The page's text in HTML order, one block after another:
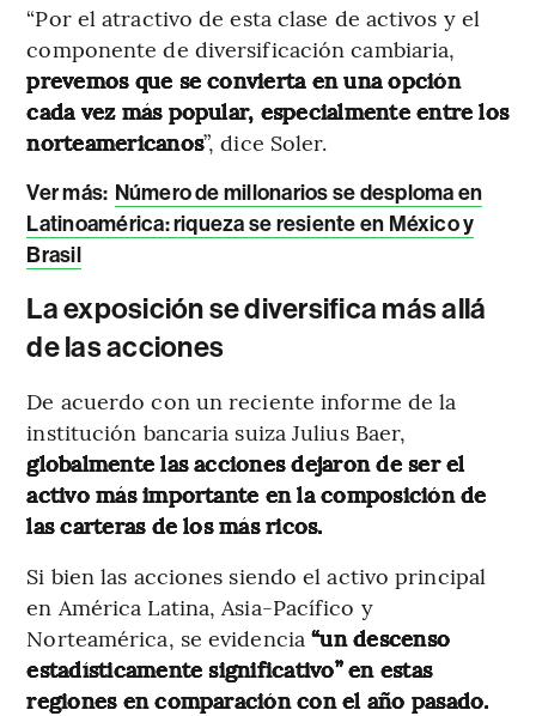
“Por el atractivo de esta clase de activos y el
componente de diversificación cambiaria,
prevemos que se convierta en una opción
cada vez más popular, especialmente entre los
norteamericanos”, dice Soler.
Ver más: Número de millonarios se desploma en
Latinoamérica: riqueza se resiente en México y
Brasil
La exposición se diversifica más allá
de las acciones
De acuerdo con un reciente informe de la
institución bancaria suiza Julius Baer,
globalmente las acciones dejaron de ser el
activo más importante en la composición de
las carteras de los más ricos.
Si bien las acciones siendo el activo principal
en América Latina, Asia-Pacífico y
Norteamérica, se evidencia “un descenso
estadísticamente significativo” en estas
regiones en comparación con el año pasado.